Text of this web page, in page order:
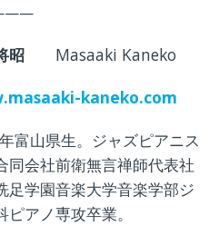
昭
Masaaki Kaneko
kaneko.com
富山県生。ジャズピアニス
同会社前衛無言禅師代表社
足学園音楽大学音楽学部ジ
ピアノ専攻卒業。